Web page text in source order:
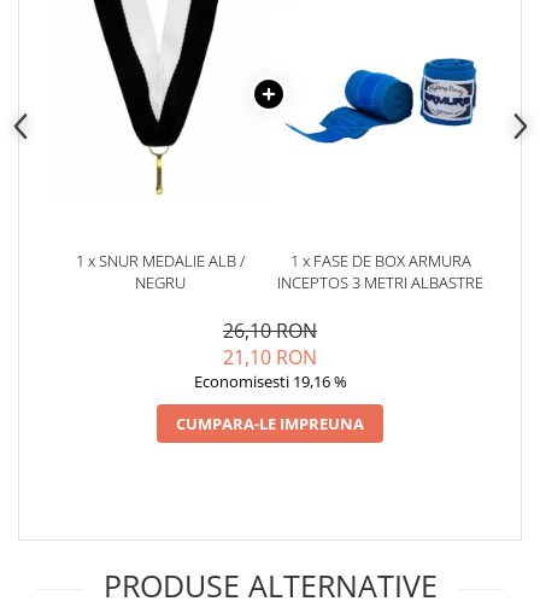
1 x SNUR MEDALIE ALB /
NEGRU
1 x FASE DE BOX ARMURA
INCEPTOS 3 METRI ALBASTRE
26,10 RON
21,10 RON
Economisesti 19,16 %
CUMPARA-LE IMPREUNA
PRODUSE ALTERNATIVE